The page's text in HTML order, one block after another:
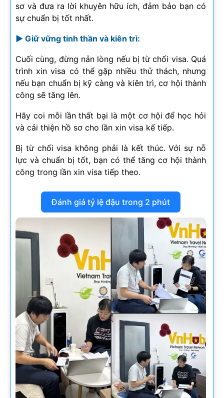
sơ và đưa ra lời khuyên hữu ích, đảm bảo bạn có
sự chuẩn bị tốt nhất.
► Giữ vững tinh thần và kiên trì:
Cuối cùng, đừng nản lòng nếu bị từ chối visa. Quá
trình xin visa có thể gặp nhiều thử thách, nhưng
nếu bạn chuẩn bị kỹ càng và kiên trì, cơ hội thành
công sẽ tăng lên.
Hãy coi mỗi lần thất bại là một cơ hội để học hỏi
và cải thiện hồ sơ cho lần xin visa kế tiếp.
Bị từ chối visa không phải là kết thúc. Với sự nỗ
lực và chuẩn bị tốt, bạn có thể tăng cơ hội thành
công trong lần xin visa tiếp theo.
Đánh giá tỷ lệ đậu trong 2 phút